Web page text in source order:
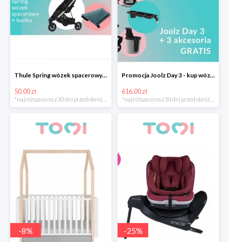
Thule Spring wózek spacerowy z budką -50 zł
50.00 zł
*najniższa cena z 30 dni przed obniżką
Promocja Joolz Day 3 - kup wózek i otrzymaj akcesoria o wartości 616 zł gratis
616.00 zł
*najniższa cena z 30 dni przed obniżką
-8% -25%